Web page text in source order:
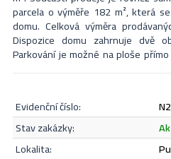
parcela o výměře 182 m², která
domu. Celková výměra
Dispozice domu zahrnuje dvě
Parkování je možné na ploše
nachází 7 km severně od
obsluhována linkami PID
vlakovým spojením. V místě je
vybavenost (škola, lékař,
kontaktujte makléře, a to i během
evidenční číslo:
stav zakázky:
lokalita: